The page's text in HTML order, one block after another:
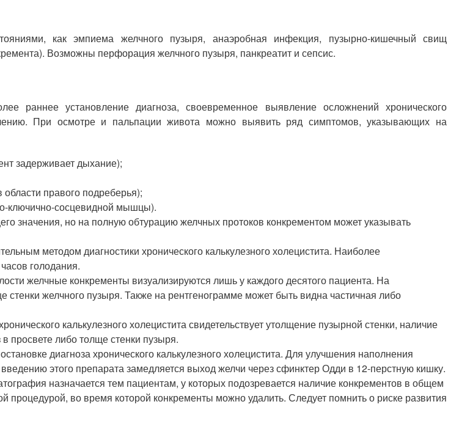
как эмпиема желчного пузыря, анаэробная инфекция, пузырно-кишечный свищ
Возможны перфорация желчного пузыря, панкреатит и сепсис.
раннее установление диагноза, своевременное выявление осложнений хронического
При осмотре и пальпации живота можно выявить ряд симптомов, указывающих на
задерживает дыхание);
правого подреберья);
ключично-сосцевидной мышцы).
но на полную обтурацию желчных протоков конкрементом может указывать
методом диагностики хронического калькулезного холецистита. Наиболее
голодания.
желчные конкременты визуализируются лишь у каждого десятого пациента. На
стенки желчного пузыря. Также на рентгенограмме может быть видна частичная либо
калькулезного холецистита свидетельствует утолщение пузырной стенки, наличие
просвете либо толще стенки пузыря.
диагноза хронического калькулезного холецистита. Для улучшения наполнения
этого препарата замедляется выход желчи через сфинктер Одди в 12-перстную кишку.
назначается тем пациентам, у которых подозревается наличие конкрементов в общем
процедурой, во время которой конкременты можно удалить. Следует помнить о риске развития